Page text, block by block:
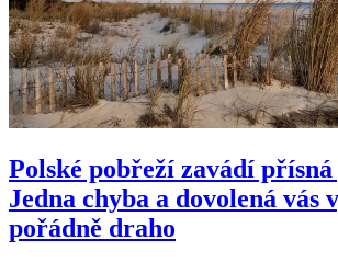
Polské pobřeží zavádí
Jedna chyba a dovolená vás
pořádně draho